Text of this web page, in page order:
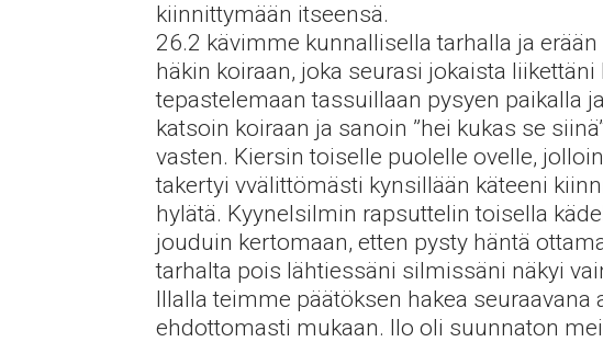
kiinnittymään itseensä.
26.2 kävimme kunnallisella tarhalla ja
häkin koiraan, joka seurasi jokaista
tepastelemaan tassuillaan pysyen paikalla
katsoin koiraan ja sanoin ”hei kukas se
vasten. Kiersin toiselle puolelle ovelle,
takertyi vvälittömästi kynsillään käteeni
hylätä. Kyynelsilmin rapsuttelin toisella
jouduin kertomaan, etten pysty häntä
tarhalta pois lähtiessäni silmissäni näkyi
Illalla teimme päätöksen hakea
ehdottomasti mukaan. Ilo oli suunnaton